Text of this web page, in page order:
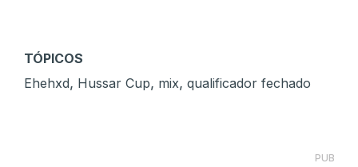
TÓPICOS
Ehehxd, Hussar Cup, mix, qualificador fechado
PUB